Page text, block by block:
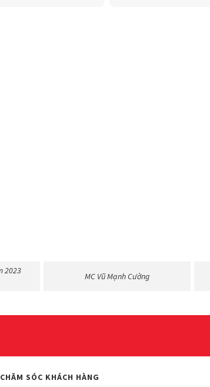
2023
MC Vũ Mạnh Cường
CHĂM SÓC KHÁCH HÀNG